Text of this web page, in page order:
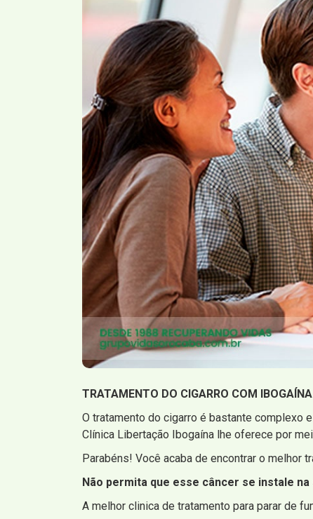
TRATAMENTO DO CIGARRO COM IBOGAÍNA
O tratamento do cigarro é bastante complexo
Clínica Libertação Ibogaína lhe oferece por
Parabéns! Você acaba de encontrar o melhor
Não permita que esse câncer se instale na
A melhor clinica de tratamento para parar de